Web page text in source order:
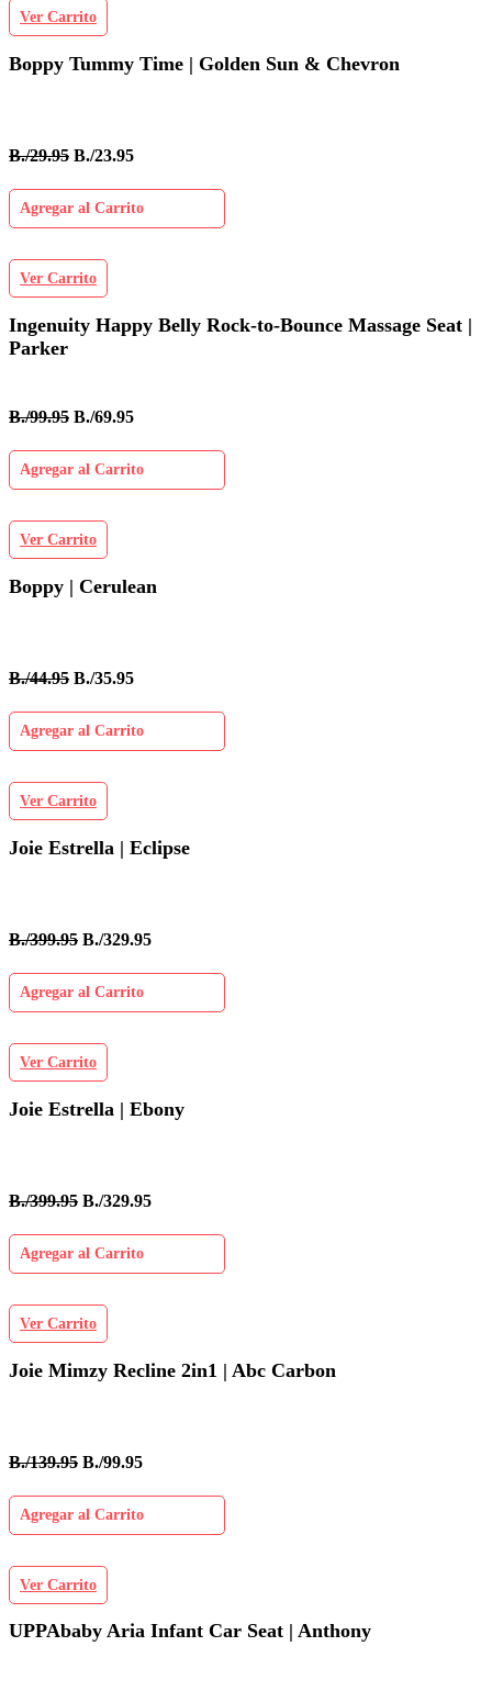
Ver Carrito
Boppy Tummy Time | Golden Sun & Chevron
B./29.95 B./23.95
Agregar al Carrito
Ver Carrito
Ingenuity Happy Belly Rock-to-Bounce Massage Seat |
Parker
B./99.95 B./69.95
Agregar al Carrito
Ver Carrito
Boppy | Cerulean
B./44.95 B./35.95
Agregar al Carrito
Ver Carrito
Joie Estrella | Eclipse
B./399.95 B./329.95
Agregar al Carrito
Ver Carrito
Joie Estrella | Ebony
B./399.95 B./329.95
Agregar al Carrito
Ver Carrito
Joie Mimzy Recline 2in1 | Abc Carbon
B./139.95 B./99.95
Agregar al Carrito
Ver Carrito
UPPAbaby Aria Infant Car Seat | Anthony